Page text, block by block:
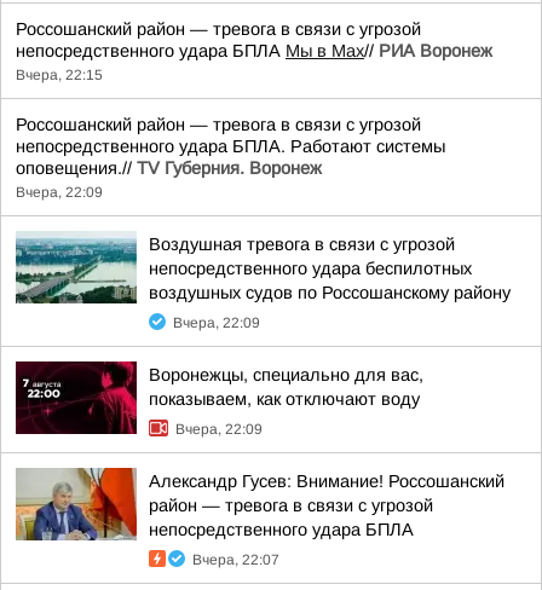
Россошанский район — тревога в связи с угрозой
непосредственного удара БПЛА Мы в Мах// РИА Воронеж
Вчера, 22:15
Россошанский район — тревога в связи с угрозой
непосредственного удара БПЛА. Работают системы
оповещения.// TV Губерния. Воронеж
Вчера, 22:09
Воздушная тревога в связи с угрозой
непосредственного удара беспилотных
воздушных судов по Россошанскому району
Вчера, 22:09
Воронежцы, специально для вас,
показываем, как отключают воду
Вчера, 22:09
Александр Гусев: Внимание! Россошанский
район — тревога в связи с угрозой
непосредственного удара БПЛА
Вчера, 22:07